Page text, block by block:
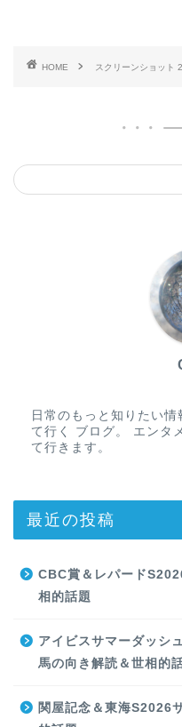
HOME スクリーンショット
日常のもっと知りたい
て行く ブログ。 エンタ
て行きます。
最近の投稿
CBC賞＆レパード
相的話題
アイビスサマーダッシ
馬の向き解読＆世相的
関屋記念＆東海S2026